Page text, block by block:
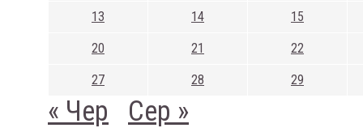
13 14 15
20 21 22
27 28 29
« Чер Сер »